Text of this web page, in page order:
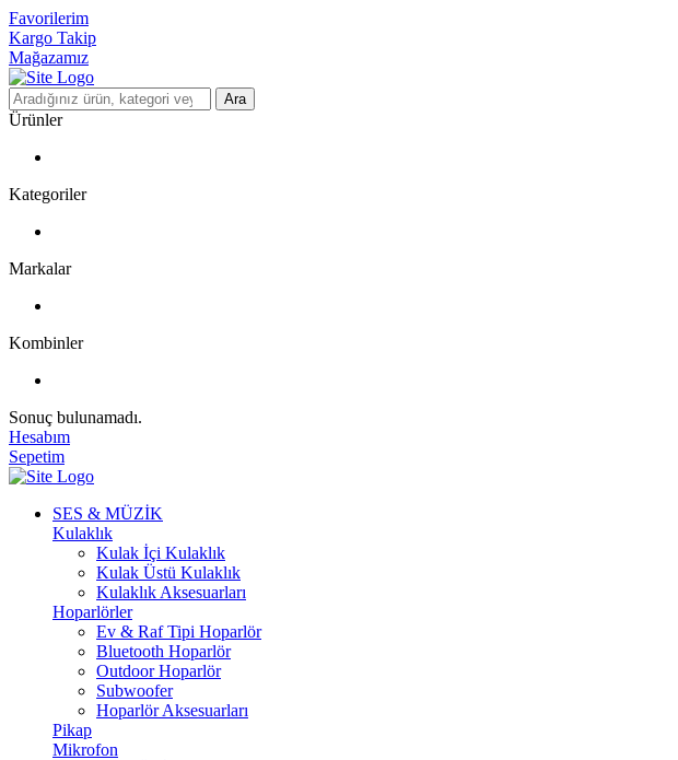
Favorilerim
Kargo Takip
Mağazamız
Ara
Ürünler
Kategoriler
Markalar
Kombinler
Sonuç bulunamadı.
Hesabım
Sepetim
SES & MÜZİK
Kulaklık
Kulak İçi Kulaklık
Kulak Üstü Kulaklık
Kulaklık Aksesuarları
Hoparlörler
Ev & Raf Tipi Hoparlör
Bluetooth Hoparlör
Outdoor Hoparlör
Subwoofer
Hoparlör Aksesuarları
Pikap
Mikrofon